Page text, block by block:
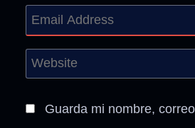
Guarda mi nombre,